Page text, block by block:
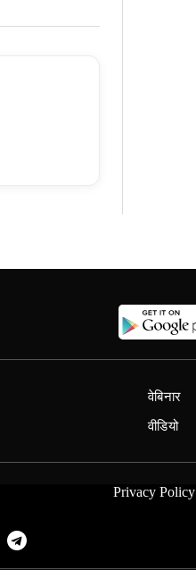
वेबिनार
वीडियो
Privacy Policy